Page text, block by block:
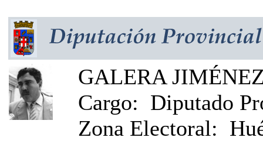
GALERA
Cargo: Diputado
Zona Electoral: